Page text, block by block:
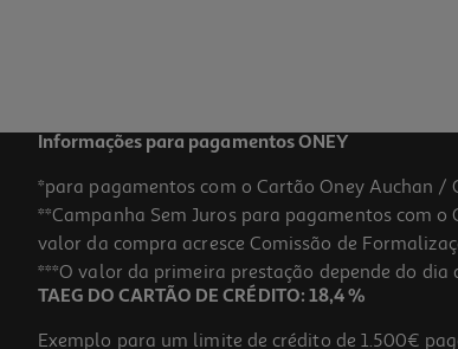
Informações para pagamentos ONEY
*para pagamentos com o Cartão Oney Auchan /
**Campanha Sem Juros para pagamentos com
valor da compra acresce Comissão de
***O valor da primeira prestação depende do
TAEG DO CARTÃO DE CRÉDITO: 18,4 %
Exemplo para um limite de crédito de 1.500€